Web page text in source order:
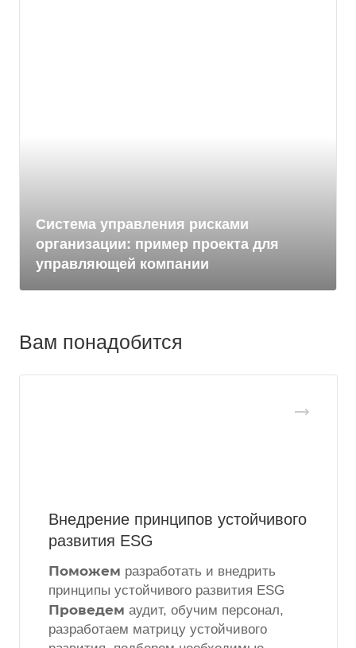
Система управления рисками
организации: пример проекта для
управляющей компании
Вам понадобится
Внедрение принципов устойчивого
развития ESG
Поможем разработать и внедрить
принципы устойчивого развития ESG
Проведем аудит, обучим персонал,
разработаем матрицу устойчивого